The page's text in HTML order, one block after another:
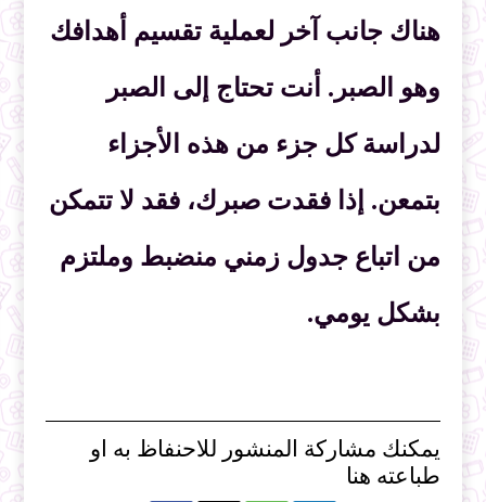
هناك جانب آخر لعملية تقسيم أهدافك
وهو الصبر. أنت تحتاج إلى الصبر
لدراسة كل جزء من هذه الأجزاء
بتمعن. إذا فقدت صبرك، فقد لا تتمكن
من اتباع جدول زمني منضبط وملتزم
بشكل يومي.
يمكنك مشاركة المنشور للاحنفاظ به او
طباعته هنا